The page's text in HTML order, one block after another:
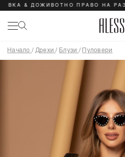
ДОЖИВОТНО ПРАВО НА РАЗМИСЪЛ
Начало / Дрехи / Блузи / Пуловери